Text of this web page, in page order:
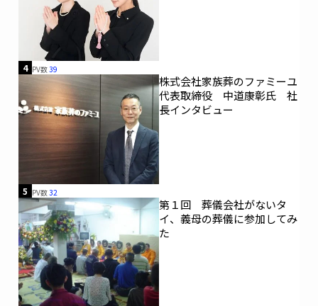
4 PV数39
株式会社家族葬のファミーユ
代表取締役 中道康彰氏 社
長インタビュー
5 PV数32
第１回 葬儀会社がないタ
イ、義母の葬儀に参加してみ
た